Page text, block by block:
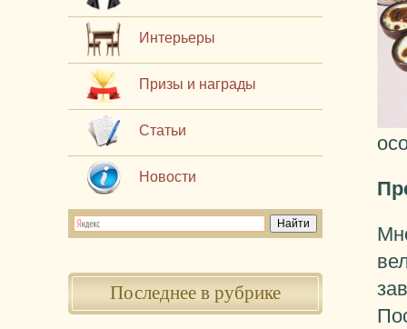
Интерьеры
Призы и награды
Статьи
Новости
Последнее в рубрике